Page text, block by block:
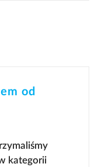
od
kategorii